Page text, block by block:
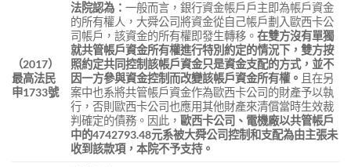
（2017）
最高法民
申1733號
法院認為：一般而言，銀行資金帳戶戶主即為帳戶資金
的所有權人，大舜公司將資金從自己帳戶劃入歐西卡公
司帳戶，該資金的所有權即發生轉移。在雙方沒有單獨
就共管帳戶資金所有權進行特別約定的情況下，雙方按
照約定共同控制該帳戶資金只是資金支配的方式，並不
因一方參與資金控制而改變該帳戶資金所有權。 且在另
案中也系將共管帳戶資金作為歐西卡公司的財產予以執
行，否則歐西卡公司也應用其他財產來清償當時生效裁
判確定的債務。因此，歐西卡公司、電機廠以共管帳戶
中的4742793.48元系被大舜公司控制和支配為由主張未
收到該款項，本院不予支持。